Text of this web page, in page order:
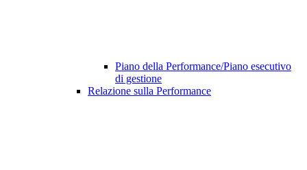
Piano della Performance/Piano esecutivo
di gestione
Relazione sulla Performance